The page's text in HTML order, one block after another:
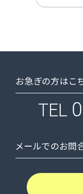
お急ぎの方はこ
TEL
メールでのお問